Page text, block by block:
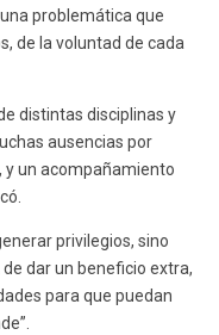
problemática que
de la voluntad de cada
distintas disciplinas y
ausencias por
un acompañamiento
privilegios, sino
dar un beneficio extra,
para que puedan